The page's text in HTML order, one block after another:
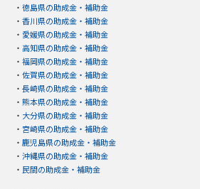
・ 徳島県の助成金・補助金
・ 香川県の助成金・補助金
・ 愛媛県の助成金・補助金
・ 高知県の助成金・補助金
・ 福岡県の助成金・補助金
・ 佐賀県の助成金・補助金
・ 長崎県の助成金・補助金
・ 熊本県の助成金・補助金
・ 大分県の助成金・補助金
・ 宮崎県の助成金・補助金
・ 鹿児島県の助成金・補助金
・ 沖縄県の助成金・補助金
・ 民間の助成金・補助金